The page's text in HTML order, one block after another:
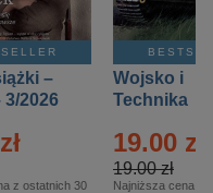
–
3/2026
z ostatnich 30
Wojsko i
Technika
– 2/2026
19.00 zł
19.00 zł
Najniższa cena z